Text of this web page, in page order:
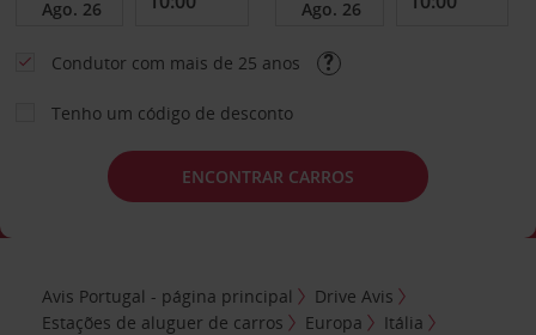
Condutor com mais de 25 anos
Tenho um código de desconto
ENCONTRAR CARROS
Avis Portugal - página principal
Drive Avis
Estações de aluguer de carros
Europa
Itália